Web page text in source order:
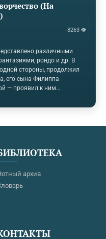
(На
8263 👁
различными
рондо и др. В
стороны, продолжил
его сына Филиппа
— проявил к ним
гармонической
В сонатной
архив